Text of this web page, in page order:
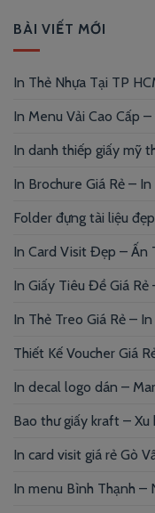
BÀI VIẾT MỚI
In Thẻ Nhựa Tại TP
In Menu Vải Cao Cấp
In danh thiếp giấy mỹ
In Brochure Giá Rẻ –
Folder đựng tài liệu
In Card Visit Đẹp – Ấn
In Giấy Tiêu Đề Giá
In Thẻ Treo Giá Rẻ –
Thiết Kế Voucher Giá
In decal logo dán –
Bao thư giấy kraft – Xu
In card visit giá rẻ Gò
In menu Bình Thạnh –